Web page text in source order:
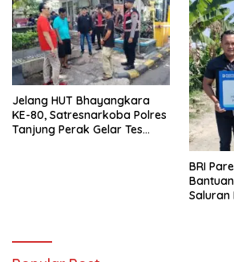
Jelang HUT Bhayangkara
KE-80, Satresnarkoba Polres
Tanjung Perak Gelar Tes
BRI
Saluran